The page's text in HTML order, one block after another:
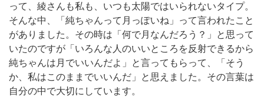
って、綾さんも私も、いつも太陽ではいられないタイプ。
そんな中、「純ちゃんって月っぽいね」って言われたこと
がありました。その時は「何で月なんだろう？」と思って
いたのですが「いろんな人のいいところを反射できるから
純ちゃんは月でいいんだよ」と言ってもらって、「そう
か、私はこのままでいいんだ」と思えました。その言葉は
自分の中で大切にしています。